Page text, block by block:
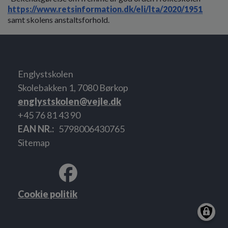
https://www.retsinformation.dk/eli/lta/2020/1951
samt skolens anstaltsforhold.
Englystskolen
Skolebakken 1, 7080 Børkop
englystskolen@vejle.dk
+45 76 81 43 90
EAN NR.
5798006430765
Sitemap
Cookie politik